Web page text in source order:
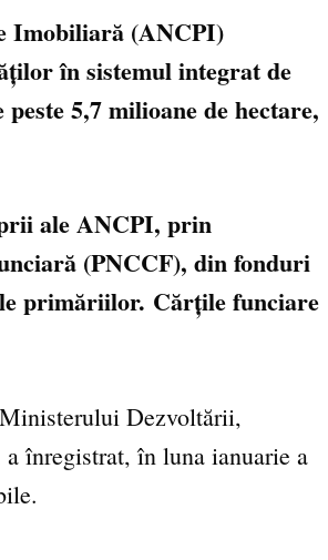
Imobiliară (ANCPI)
în sistemul integrat de
5,7 milioane de hectare,
ale ANCPI, prin
(PNCCF), din fonduri
primăriilor. Cărțile funciare
Dezvoltării,
înregistrat, în luna ianuarie a